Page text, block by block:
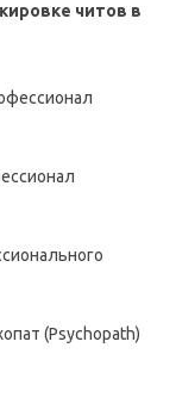
читов в
(Psychopath)